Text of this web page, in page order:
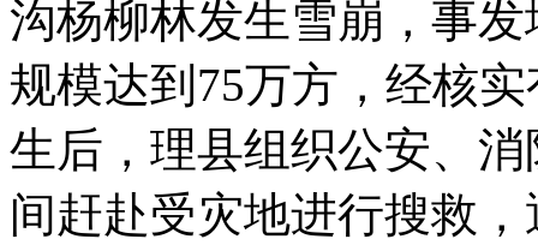
记者调查：网购倒逼 传统百货成“试衣间”
破损火车票不能退票？ 广铁称是规定
沟杨柳林发生雪崩，事
规模达到75万方，经核
生后，理县组织公安、
间赶赴受灾地进行搜救